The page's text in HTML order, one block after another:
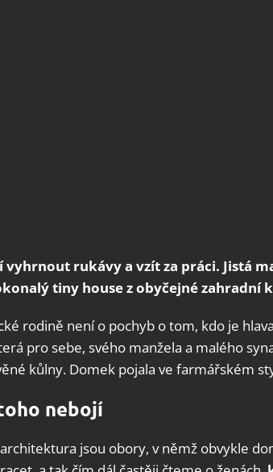
vyhrnout rukávy a vzít za práci. Jistá
tiny house z obyčejné zahradní
rodině není o pochyb o tom, kdo je
pro sebe, svého manžela a malého
kůlny. Domek pojala ve farmářském
nebojí
jsou obory, v němž obvykle